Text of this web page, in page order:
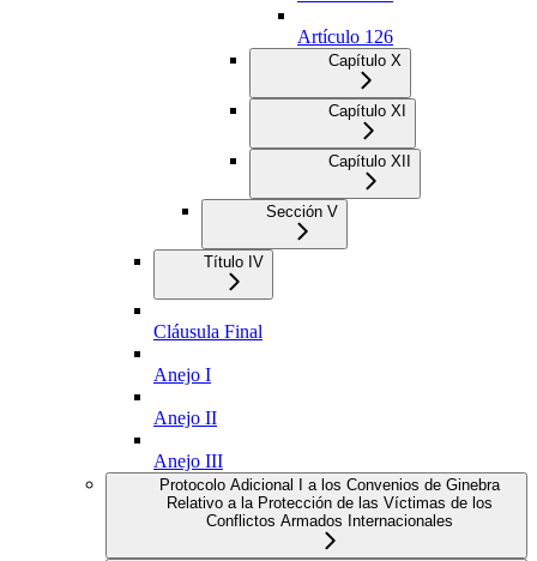
Artículo 126
Capítulo X
Capítulo XI
Capítulo XII
Sección V
Título IV
Cláusula Final
Anejo I
Anejo II
Anejo III
Protocolo Adicional I a los Convenios de Ginebra
Relativo a la Protección de las Víctimas de los
Conflictos Armados Internacionales